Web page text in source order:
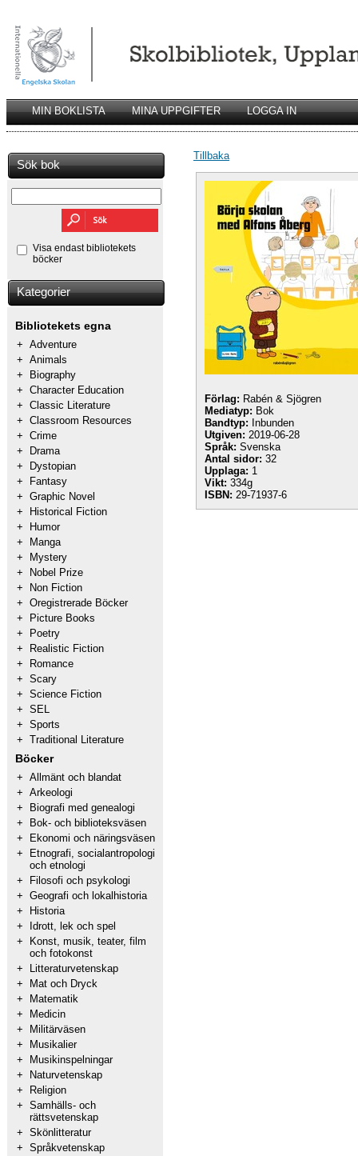
MIN BOKLISTA MINA UPPGIFTER LOGGA IN
Sök bok
Visa endast bibliotekets
böcker
Kategorier
Bibliotekets egna
+ Adventure
+ Animals
+
Biography
+ Character Education
+ Classic Literature
+ Classroom Resources
+ Crime
+
Drama
+
Dystopian
+
Fantasy
+ Graphic Novel
+
Historical Fiction
+
Humor
+
Manga
+
Mystery
+
Nobel Prize
+
Non Fiction
+ Oregistrerade Böcker
+
Picture Books
+
Poetry
+
Realistic Fiction
+
Romance
+ Scary
+ Science Fiction
+ SEL
+ Sports
+ Traditional Literature
Böcker
+ Allmänt och blandat
+ Arkeologi
+
Biografi med genealogi
+
Bok- och biblioteksväsen
+
Ekonomi och näringsväsen
+
Etnografi, socialantropologi
och etnologi
+
Filosofi och psykologi
+ Geografi och lokalhistoria
+
Historia
+
Idrott, lek och spel
+
Konst, musik, teater, film
och fotokonst
+
Litteraturvetenskap
+
Mat och Dryck
+
Matematik
+
Medicin
+
Militärväsen
+
Musikalier
+
Musikinspelningar
+
Naturvetenskap
+
Religion
+ Samhälls- och
rättsvetenskap
+ Skönlitteratur
+ Språkvetenskap
Tillbaka
Förlag: Rabén & Sjögren
Mediatyp: Bok
Bandtyp: Inbunden
Utgiven: 2019-06-28
Språk: Svenska
Antal sidor: 32
Upplaga: 1
Vikt: 334g
ISBN: 29-71937-6